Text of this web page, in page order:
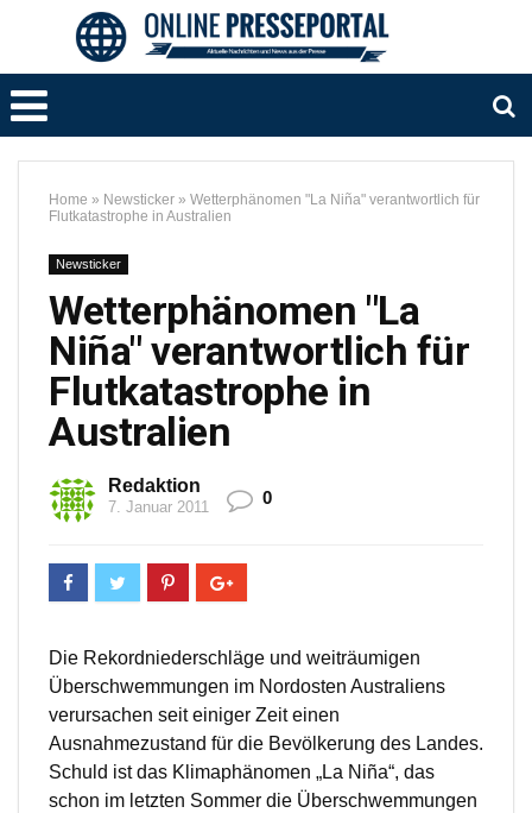
Home » Newsticker » Wetterphänomen "La Niña" verantwortlich für
Flutkatastrophe in Australien
Newsticker
Wetterphänomen "La
Niña" verantwortlich für
Flutkatastrophe in
Australien
Redaktion
7. Januar 2011 0
Die Rekordniederschläge und weiträumigen
Überschwemmungen im Nordosten Australiens
verursachen seit einiger Zeit einen
Ausnahmezustand für die Bevölkerung des Landes.
Schuld ist das Klimaphänomen „La Niña“, das
schon im letzten Sommer die Überschwemmungen